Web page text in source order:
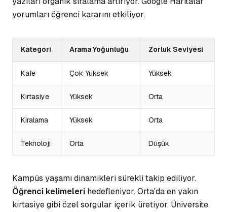
yorumları öğrenci kararını etkiliyor.
Kategori Arama Yoğunluğu Zorluk Seviyesi
Kafe Çok Yüksek Yüksek
Kırtasiye Yüksek Orta
Kiralama Yüksek Orta
Teknoloji Orta Düşük
Kampüs yaşamı dinamikleri sürekli takip ediliyor.
Öğrenci kelimeleri hedefleniyor. Orta'da en yakın
kırtasiye gibi özel sorgular içerik üretiyor. Üniversite